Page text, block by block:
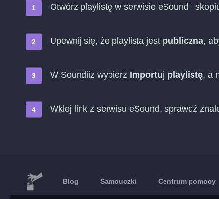
Otwórz playlistę w serwisie eSound i
Upewnij się, że playlista jest publiczna,
W Soundiiz wybierz Importuj playlistę, a
Wklej link z serwisu eSound, sprawdź
Blog Samouczki Centrum pomocy